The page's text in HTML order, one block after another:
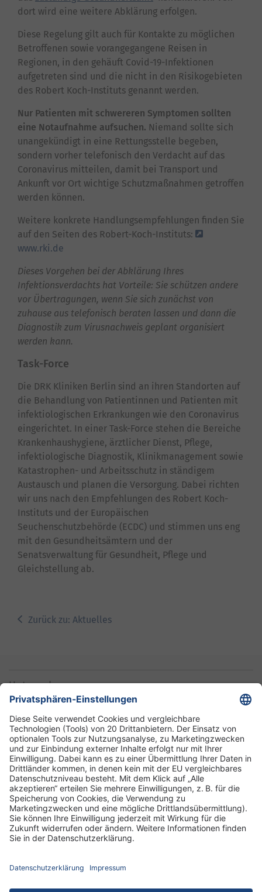
dort wird eine weitere Abklärung erfolgen.
Diese Regelung gilt auch für Kontakte zu möglichen
Betroffenen sowie vorangegangene Reisen in
Regionen, in den gehäuft Covid-19-Infektionen
aufgetreten sind und die nicht in den Risikogebieten
des Robert Koch-Instituts genannt werden.
Nur Patienten mit schwereren Symptomen sollten
eine Notaufnahme aufsuchen. Niemand sollte sich
unangekündigt in eine Rettungsstelle begeben,
sondern vorher telefonisch den Verdacht auf das
Coronavirus mitteilen, damit bei Transport und
Ankunft vor Ort wichtige Schutzmaßnahmen getroffen
werden können.
Weitere konkrete Handlungsempfehlungen finden Sie
auf den Seiten des Robert-Koch-Instituts:
www.rki.de
Dieses Vorgehen bei der Abklärung Ihres
Infektionsverdachts hat Vorteile: Sie schützen andere
vor Übertragungen, wenn Sie sich zunächst von
zuhause aus telefonisch beraten lassen und dann die
Diagnostik zum Virusnachweis geplant organisiert
werden kann.
Task-Force
Die DRK Kliniken Berlin sind an ihren Standorten auf
die Behandlung von Patientinnen und Patienten mit
infektiologischen Erkrankungen wie den Coronavirus
eingerichtet. In einer Task-Force stehen die Bereiche
Krankenhaushygiene, ärztlicher Dienst, Pflege,
infektiologische Diagnostik, Klinikmanagement sowie
Katastrophen- und Arbeitsschutz in ständigem
Austausch und planen die Versorgung. Dabei richten
wir uns nach den Empfehlungen des Robert Koch-
Instituts und der Europäischen
Seuchenschutzbehörde (ECDC) und stimmen uns eng
mit den Gesundheitsämtern und der
Senatsverwaltung für Gesundheit, Pflege und
Gleichstellung ab.
Zurück zu: Aktuelles
Unternehmen
Informationen
Standorte
DRK-Schwesternschaft Berlin
Impressum
Hausordnung